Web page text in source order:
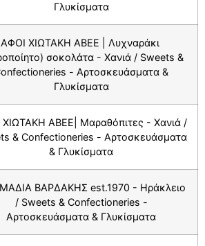
Γλυκίσματα
ΑΦΟΙ ΧΙΩΤΑΚΗ ΑΒΕΕ | Λυχναράκι
σοκολάτα - Χανιά / Sweets &
- Αρτοσκευάσματα &
Γλυκίσματα
ΑΒΕΕ| Μαραθόπιτες - Χανιά /
& Confectioneries - Αρτοσκευάσματα
& Γλυκίσματα
ΒΑΡΔΑΚΗΣ est.1970 - Ηράκλειο
/ Sweets & Confectioneries -
Αρτοσκευάσματα & Γλυκίσματα